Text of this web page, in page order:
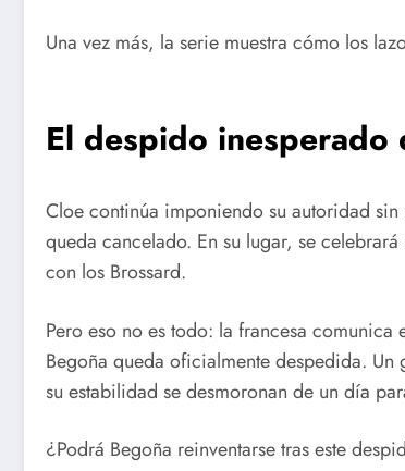
Una vez más, la serie muestra cómo los
El despido inesperado
Cloe continúa imponiendo su autoridad
queda cancelado. En su lugar, se
con los Brossard.
Pero eso no es todo: la francesa
Begoña queda oficialmente despedida.
su estabilidad se desmoronan de un día
¿Podrá Begoña reinventarse tras este